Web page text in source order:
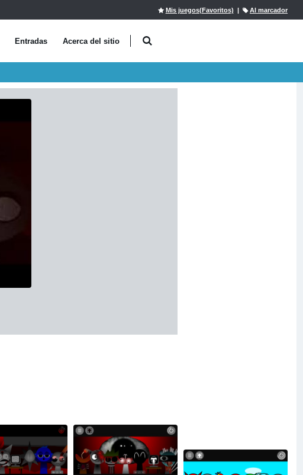
Mis juegos(Favoritos) | Al marcador
Entradas Acerca del sitio